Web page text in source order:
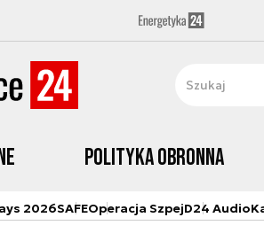
Polityka obronna
2026SAFEOperacja SzpejD24 Audio